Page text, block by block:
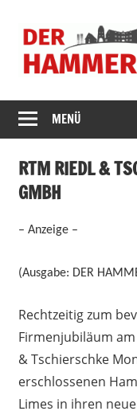
Inhalt
springen
MENÜ
RTM RIEDL &
GMBH
– Anzeige –
(Ausgabe: DER
Rechtzeitig zum
Firmenjubiläum
& Tschierschke
erschlossenen
Limes in ihren